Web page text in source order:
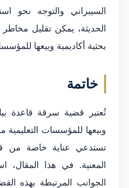
السيبراني والتوجه نحو
الحديثة، يمكن تقليل
بحثية أكاديمية وبيعها
خاتمة
تُعتبر قضية سرقة قاعدة
وبيعها للمؤسسات التعليمية
تستدعي عناية خاصة من
المعنية. في هذا المقال،
الجوانب المرتبطة بهذه